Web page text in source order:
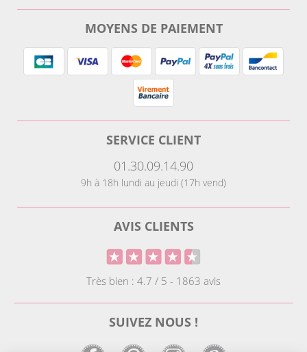
MOYENS DE PAIEMENT
SERVICE CLIENT
01.30.09.14.90
9h à 18h lundi au jeudi (17h vend)
AVIS CLIENTS
Très bien : 4.7 / 5 - 1863 avis
SUIVEZ NOUS !